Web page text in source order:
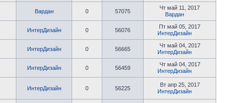
Вардан 0 57075
Чт май 11, 2017
Вардан
ИнтерДизайн 0 56076
Пт май 05, 2017
ИнтерДизайн
ИнтерДизайн 0 56665
Чт май 04, 2017
ИнтерДизайн
ИнтерДизайн 0 56459
Чт май 04, 2017
ИнтерДизайн
ИнтерДизайн 0 56225
Вт апр 25, 2017
ИнтерДизайн